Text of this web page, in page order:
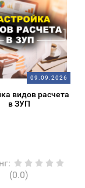
09.09.2026
видов расчета
в ЗУП
:
(0.0)